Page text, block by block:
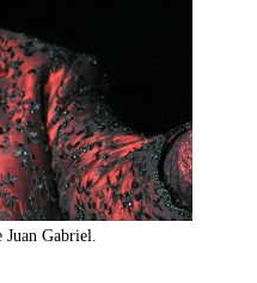
Gabriel.